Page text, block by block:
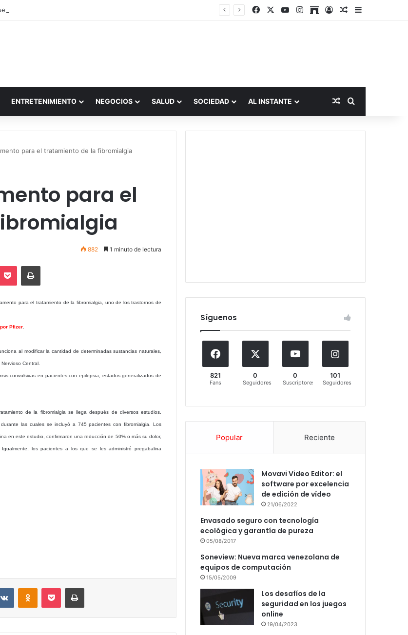
vs. por internet FacebookYouTubeInstagram
ArchiveAccesoPublicación al
Barra lateral
ENTRETENIMIENTO NEGOCIOS SALUD SOCIEDAD AL INSTANTE Publicación al
Buscar por
para el tratamiento de la fibromialgia
para el
882 1 minuto de lectura
Pocket Imprimir
para el tratamiento de la fibromialgia, uno de los trastornos de
Pfizer
al modificar la cantidad de determinadas sustancias naturales,
Central.
convulsivas en pacientes con epilepsia, estados generalizados de
de la fibromialgia se llega después de diversos estudios,
las cuales se incluyó a 745 pacientes con fibromialgia. Los
en este estudio, confirmaron una reducción de 50% o más su dolor,
los pacientes a los que se les administró pregabalina
VKontakteOdnoklassniki
Pocket Imprimir
Síguenos
821
Fans
0
Seguidores
0
Suscriptores
101
Seguidores
Popular Reciente
Movavi Video Editor: el
software por excelencia
de edición de vídeo
21/06/2022
Envasado seguro con tecnología
ecológica y garantía de pureza
05/08/2017
Soneview: Nueva marca venezolana de
equipos de computación
15/05/2009
Los desafíos de la
seguridad en los juegos
online
19/04/2023